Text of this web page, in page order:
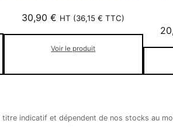
30,90€ HT (36,15€ TTC)
Voir le produit
indicatif et dépendent de nos stocks au